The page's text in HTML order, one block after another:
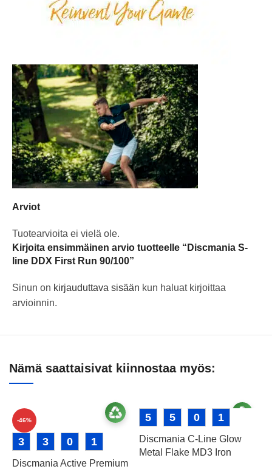
Arviot
Tuotearvioita ei vielä ole.
Kirjoita ensimmäinen arvio tuotteelle “Discmania S-
line DDX First Run 90/100”
Sinun on kirjauduttava sisään kun haluat kirjoittaa
arvioinnin.
Nämä saattaisivat kiinnostaa myös:
-46%
3 3 0 1
Discmania Active Premium
5 5 0 1
Discmania C-Line Glow
Metal Flake MD3 Iron